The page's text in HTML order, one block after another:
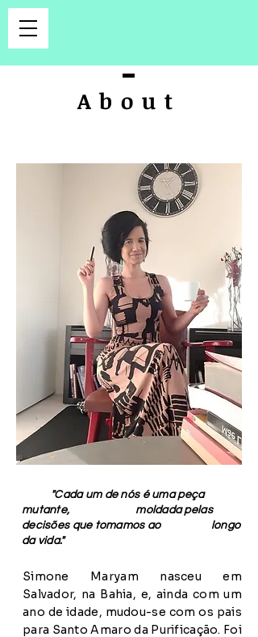
About
"Cada um de nós é uma peça
mutante, moldada pelas
decisões que tomamos ao longo
da vida."
Simone Maryam nasceu em
Salvador, na Bahia, e, ainda com um
ano de idade, mudou-se com os pais
para Santo Amaro da Purificação. Foi